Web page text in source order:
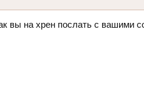
вы на хрен послать с вашими